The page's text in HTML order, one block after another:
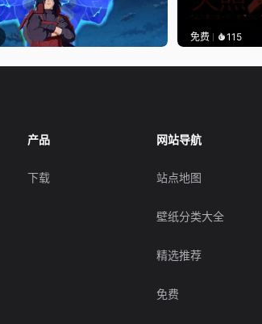
免费 115
产品
下载
网站导航
站点地图
壁纸分类大全
精选推荐
免费